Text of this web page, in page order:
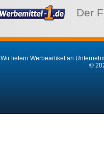
Der
Wir liefern Werbeartikel an
©